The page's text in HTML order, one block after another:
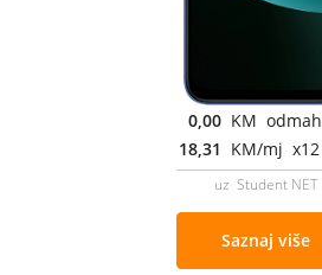
0,00 KM odmah
18,31 KM/mj x12
uz Student NET
Saznaj više